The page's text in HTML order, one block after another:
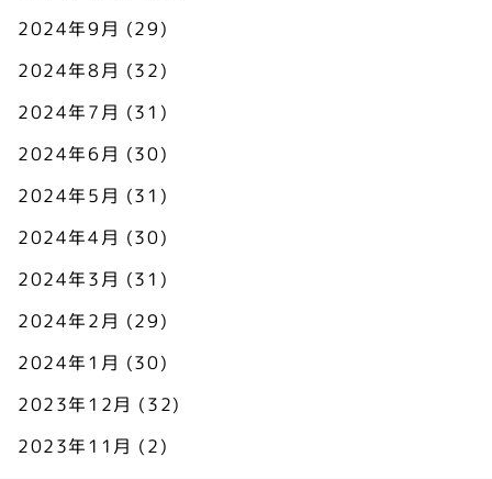
2024年9月 (29)
2024年8月 (32)
2024年7月 (31)
2024年6月 (30)
2024年5月 (31)
2024年4月 (30)
2024年3月 (31)
2024年2月 (29)
2024年1月 (30)
2023年12月 (32)
2023年11月 (2)